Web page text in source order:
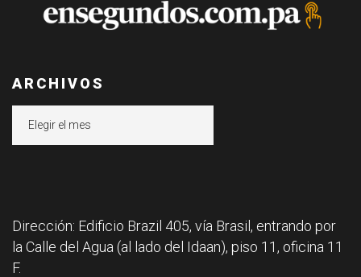
ARCHIVOS
Dirección: Edificio Brazil 405, vía Brasil, entrando por
la Calle del Agua (al lado del Idaan), piso 11, oficina 11
F.